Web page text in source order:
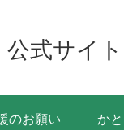
式サイト
のお願い か